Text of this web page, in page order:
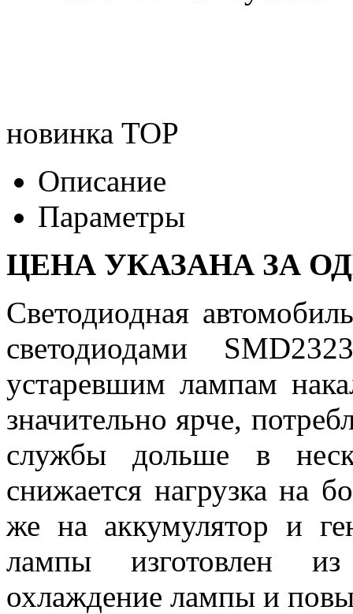
новинка TOP
Описание
Параметры
ЦЕНА УКАЗАНА ЗА
Светодиодная
светодиодами
устаревшим лампам
значительно ярче,
службы дольше в
снижается нагрузка на
же на аккумулятор и
лампы изготовлен
охлаждение лампы и